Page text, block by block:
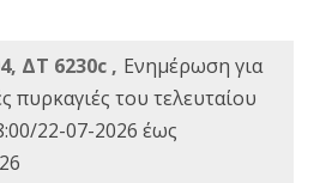
ΔΤ 6230c , Ενημέρωση για
πυρκαγιές του τελευταίου
22-07-2026 έως